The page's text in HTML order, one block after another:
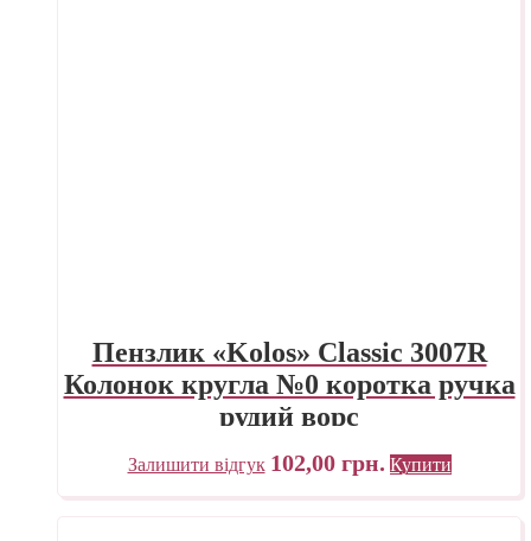
Пензлик «Kolos» Classic 3007R
Колонок кругла №0 коротка ручка
рудий ворс
Залишити відгук 102,00 грн. Купити